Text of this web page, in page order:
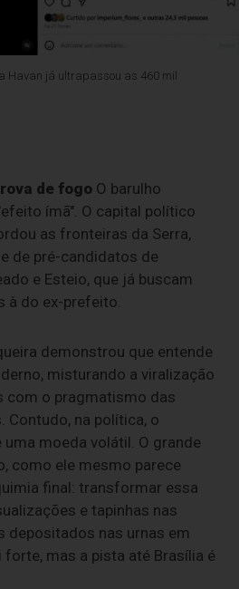
Havan já ultrapassou as 460 mil
de fogoO barulho
ímã". O capital político
as fronteiras da Serra,
de pré-candidatos de
e Esteio, que já buscam
à do ex-prefeito.
demonstrou que entende
misturando a viralização
com o pragmatismo das
Contudo, na política, o
moeda volátil. O grande
como ele mesmo parece
final: transformar essa
e tapinhas nas
depositados nas urnas em
mas a pista até Brasília é